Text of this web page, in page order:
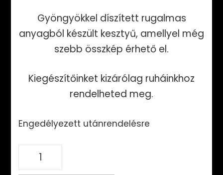
Gyöngyökkel díszített rugalmas
anyagból készült kesztyű, amellyel még
szebb összkép érhető el.
Kiegészítőinket kizárólag ruháinkhoz
rendelheted meg.
Engedélyezett utánrendelésre
kesztyű